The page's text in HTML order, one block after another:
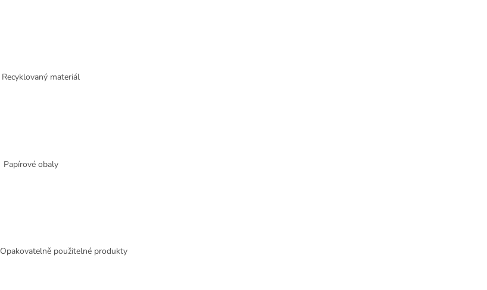
Recyklovaný materiál
Papírové obaly
Opakovatelně použitelné produkty